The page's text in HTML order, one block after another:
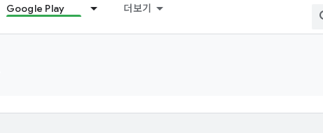
Google Play 더보기